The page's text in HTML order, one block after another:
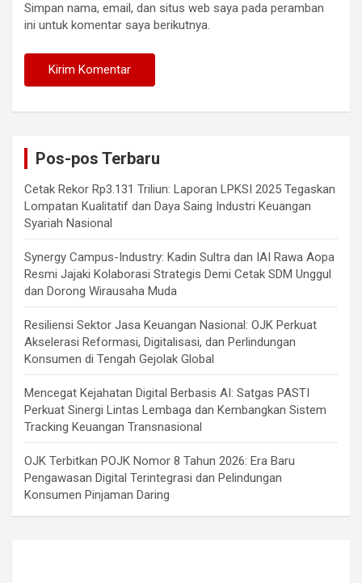
Simpan nama, email, dan situs web saya pada peramban
ini untuk komentar saya berikutnya.
Pos-pos Terbaru
Cetak Rekor Rp3.131 Triliun: Laporan LPKSI 2025 Tegaskan
Lompatan Kualitatif dan Daya Saing Industri Keuangan
Syariah Nasional
Synergy Campus-Industry: Kadin Sultra dan IAI Rawa Aopa
Resmi Jajaki Kolaborasi Strategis Demi Cetak SDM Unggul
dan Dorong Wirausaha Muda
Resiliensi Sektor Jasa Keuangan Nasional: OJK Perkuat
Akselerasi Reformasi, Digitalisasi, dan Perlindungan
Konsumen di Tengah Gejolak Global
Mencegat Kejahatan Digital Berbasis AI: Satgas PASTI
Perkuat Sinergi Lintas Lembaga dan Kembangkan Sistem
Tracking Keuangan Transnasional
OJK Terbitkan POJK Nomor 8 Tahun 2026: Era Baru
Pengawasan Digital Terintegrasi dan Pelindungan
Konsumen Pinjaman Daring